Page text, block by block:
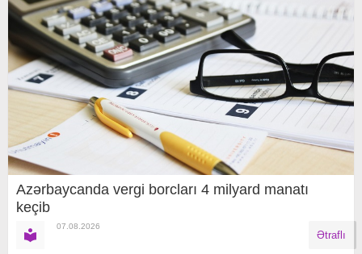
Azərbaycanda vergi borcları 4 milyard manatı
keçib
07.08.2026
Ətraflı